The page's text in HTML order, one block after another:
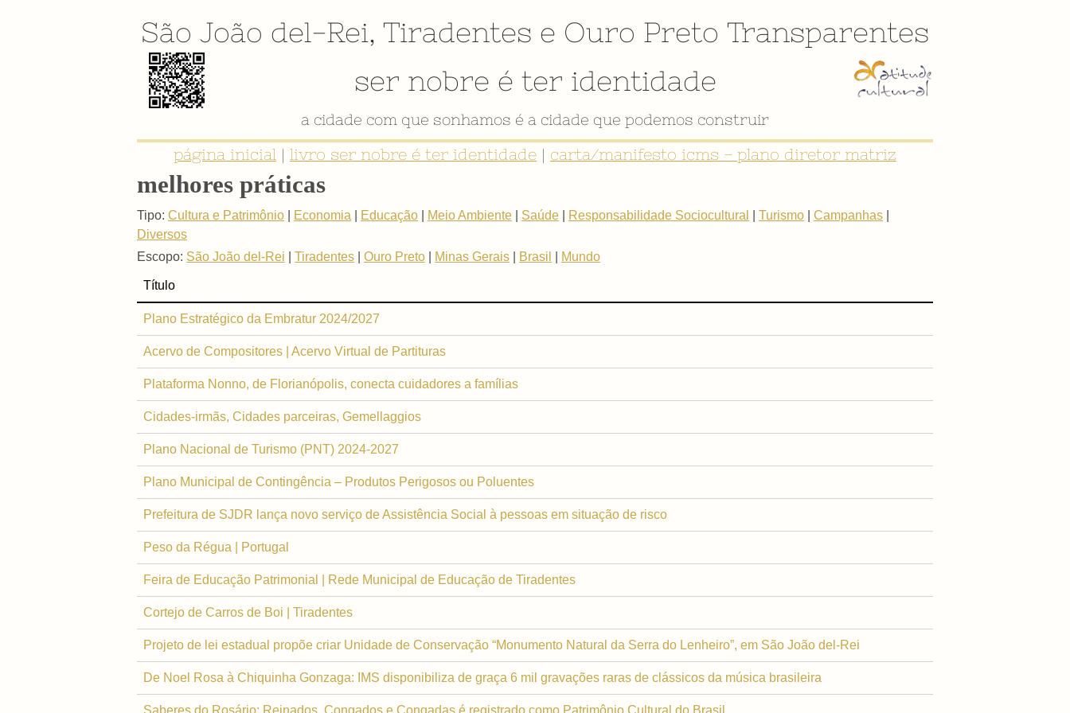
São João del-Rei, Tiradentes e Ouro Preto Transparentes
ser nobre é ter identidade
a cidade com que sonhamos é a cidade que podemos construir
página inicial | livro ser nobre é ter identidade | carta/manifesto icms - plano diretor matriz
melhores práticas
Tipo: Cultura e Patrimônio Economia Educação Meio Ambiente Saúde Responsabilidade Sociocultural Turismo Campanhas
Diversos
Escopo: São João del-Rei Tiradentes Ouro Preto Minas Gerais Brasil Mundo
Título
Plano Estratégico da Embratur 2024/2027
Acervo de Compositores | Acervo Virtual de Partituras
Plataforma Nonno, de Florianópolis, conecta cuidadores a famílias
Cidades-irmãs, Cidades parceiras, Gemellaggios
Plano Nacional de Turismo (PNT) 2024-2027
Plano Municipal de Contingência – Produtos Perigosos ou Poluentes
Prefeitura de SJDR lança novo serviço de Assistência Social à pessoas em situação de risco
Peso da Régua | Portugal
Feira de Educação Patrimonial | Rede Municipal de Educação de Tiradentes
Cortejo de Carros de Boi | Tiradentes
Projeto de lei estadual propõe criar Unidade de Conservação “Monumento Natural da Serra do Lenheiro”, em São João del-Rei
De Noel Rosa à Chiquinha Gonzaga: IMS disponibiliza de graça 6 mil gravações raras de clássicos da música brasileira
Saberes do Rosário: Reinados, Congados e Congadas é registrado como Patrimônio Cultural do Brasil